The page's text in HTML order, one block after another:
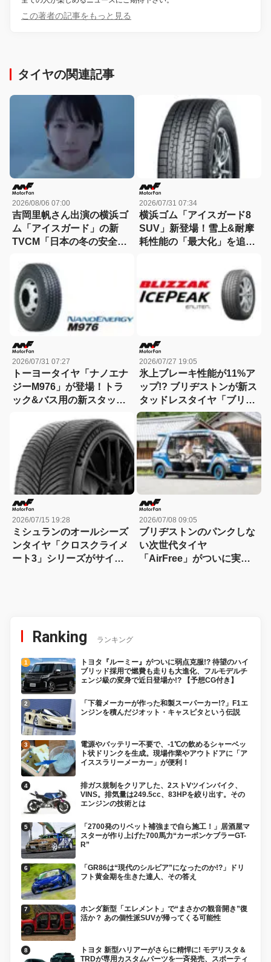
この著者の記事をもっと見る
タイヤの関連記事
2026/08/06 07:00
吉岡里帆さん出演の横浜ゴ
ム「アイスガード」の新
TVCM「日本の冬の安全
守る。」が8月から放映開
始！
2026/07/31 07:34
横浜ゴム「アイスガード8
SUV」新登場！雪上&耐摩
耗性能の「最大化」を追求
2026/07/31 07:27
トーヨータイヤ「ナノエナ
ジーM976」が登場！トラ
ック&バス用の新スタッド
耗&氷雪性能を高いレベル
で両立
2026/07/27 19:05
氷上ブレーキ性能が11%ア
ップ!? ブリヂストンが新ス
タッドレスタイヤ「ブリザ
ック アイスピーク」を発
表！
2026/07/15 19:28
ミシュランのオールシーズ
ンタイヤ「クロスクライメ
ート3」シリーズがサイズ
2026/07/08 09:05
ブリヂストンのパンクしな
い次世代タイヤ
「AirFree」がついに実用
Ranking ランキング
トヨタ『ルーミー』がついに弱点克服!? 待望のハイ
ブリッド採用で燃費も走りも大進化、フルモデルチ
ェンジ級の変身で近日登場か!? 【予想CG付き】
「下着メーカーが作った和製スーパーカー!?」F1エ
ンジンを積んだジオット・キャスピタという伝説
電源やバッテリー不要で、-1℃の飲めるシャーベッ
ト状ドリンクを生成。現場作業やアウトドアに「ア
イススラリーメーカー」が便利！
排ガス規制をクリアした、2ストVツインバイク、
VINS。排気量は249.5cc、83HPを絞り出す。その
エンジンの技術とは
「2700発のリベット補強まで自ら施工！」居酒屋マ
スターが作り上げた700馬力“カーボンケブラーGT-
R”
「GR86は“現代のシルビア”になったのか!?」ドリ
フト黄金期を生きた達人、その答え
ホンダ新型「エレメント」で“まさかの観音開き”復
活か？ あの個性派SUVが帰ってくる可能性
トヨタ 新型ハリアーがさらに精悍に! モデリスタ＆
TRDが専用カスタムパーツを一斉発売、スポーティ